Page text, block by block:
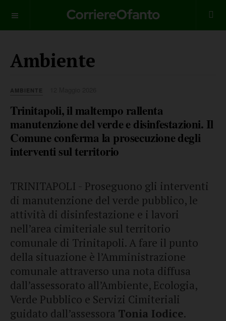
Ambiente
AMBIENTE
Trinitapoli, il maltempo rallenta
manutenzione del verde e disinfestazioni. Il
Comune conferma la prosecuzione degli
interventi sul territorio
TRINITAPOLI - Proseguono gli interventi
di manutenzione del verde pubblico, le
attività di disinfestazione e i lavori
nell’area cimiteriale sul territorio
comunale di Trinitapoli. A fare il punto
della situazione è l’Amministrazione
comunale attraverso una nota diffusa
dall’assessorato all’Ambiente, Ecologia,
Verde Pubblico e Servizi Cimiteriali
guidato dall’assessora Tonia Iodice.